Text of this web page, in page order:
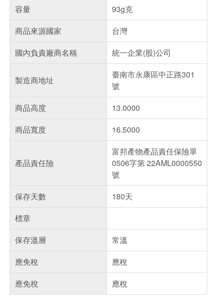
容量
93g克
商品來源國家
台灣
國內負責廠商名稱
統一企業(股)公司
製造商地址
臺南市永康區中正路301
號
商品高度
13.0000
商品寬度
16.5000
產品責任險
富邦產物產品責任保險單
0506字第 22AML0000550
號
保存天數
180天
標章
保存溫層
常溫
應免稅
應稅
應免稅
應稅